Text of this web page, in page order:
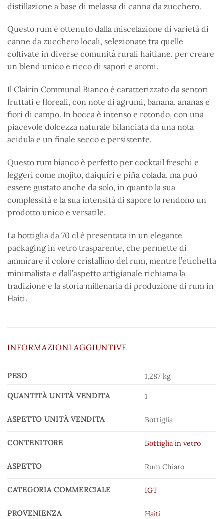
distillazione a base di melassa di canna da zucchero.
Questo rum è ottenuto dalla miscelazione di varietà di
canne da zucchero locali, selezionate tra quelle
coltivate in diverse comunità rurali haitiane, per creare
un blend unico e ricco di sapori e aromi.
Il Clairin Communal Bianco è caratterizzato da sentori
fruttati e floreali, con note di agrumi, banana, ananas e
fiori di campo. In bocca è intenso e rotondo, con una
piacevole dolcezza naturale bilanciata da una nota
acidula e un finale secco e persistente.
Questo rum bianco è perfetto per cocktail freschi e
leggeri come mojito, daiquiri e piña colada, ma può
essere gustato anche da solo, in quanto la sua
complessità e la sua intensità di sapore lo rendono un
prodotto unico e versatile.
La bottiglia da 70 cl è presentata in un elegante
packaging in vetro trasparente, che permette di
ammirare il colore cristallino del rum, mentre l’etichetta
minimalista e dall’aspetto artigianale richiama la
tradizione e la storia millenaria di produzione di rum in
Haiti.
INFORMAZIONI AGGIUNTIVE
PESO 1,287 kg
QUANTITÀ UNITÀ VENDITA 1
ASPETTO UNITÀ VENDITA Bottiglia
CONTENITORE Bottiglia in vetro
ASPETTO Rum Chiaro
CATEGORIA COMMERCIALE IGT
PROVENIENZA Haiti